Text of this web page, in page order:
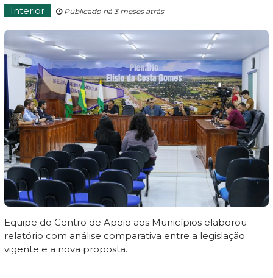
Interior Publicado há 3 meses atrás
Equipe do Centro de Apoio aos Municípios elaborou
relatório com análise comparativa entre a legislação
vigente e a nova proposta.